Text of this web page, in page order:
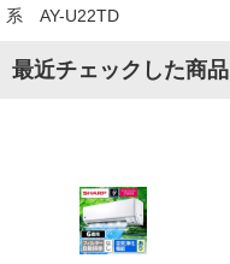
系 AY-U22TD
最近チェックした商品